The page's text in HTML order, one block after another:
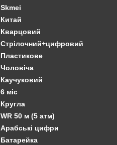
Skmei
Китай
Кварцовий
Стрілочний+цифровий
Пластикове
Чоловіча
Каучуковий
6 міс
Кругла
WR 50 м (5 атм)
Арабські цифри
Батарейка